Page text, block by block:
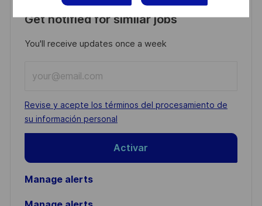
Get notified for similar jobs
You'll receive updates once a week
Email
address
(Required)
Required
Revise y acepte los términos del procesamiento de
su información personal
Activar
Manage alerts